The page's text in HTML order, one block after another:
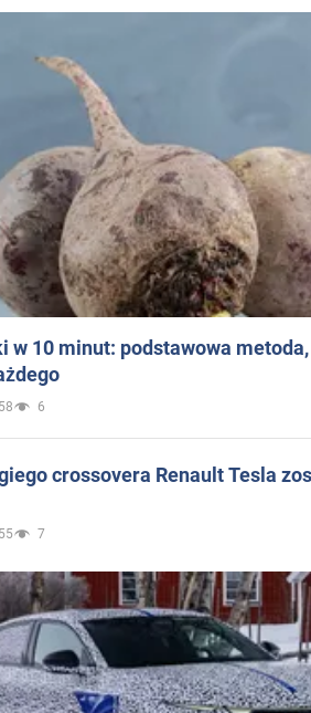
w 10 minut: podstawowa
6
crossovera Renault Tesla
7